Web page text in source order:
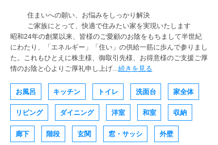
住まいへの願い、お悩みをしっかり解決
ご家族にとって、快適で住みたい家を実現いたします
昭和24年の創業以来、皆様のご愛顧のお陰をもちまして半世紀
にわたり、「エネルギー」「住い」の供給一筋に歩んで参りまし
た。これもひとえに株主様、御取引先様、お得意様のご支援ご厚
情のお陰と心よりご厚礼申し上げ... 続きを見る
お風呂 キッチン トイレ 洗面台 家全体
リビング ダイニング 洋室 和室 収納
廊下 階段 玄関 窓・サッシ 外壁